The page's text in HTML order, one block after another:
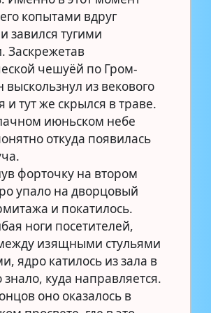
копытами вдруг
завился тугими
Заскрежетав
чешуёй по Гром-
из векового
и тут же скрылся в траве.
июньском небе
откуда появилась
форточку на втором
упало на дворцовый
и покатилось.
ноги посетителей,
изящными стульями
ядро катилось из зала в
знало, куда направляется.
оно оказалось в